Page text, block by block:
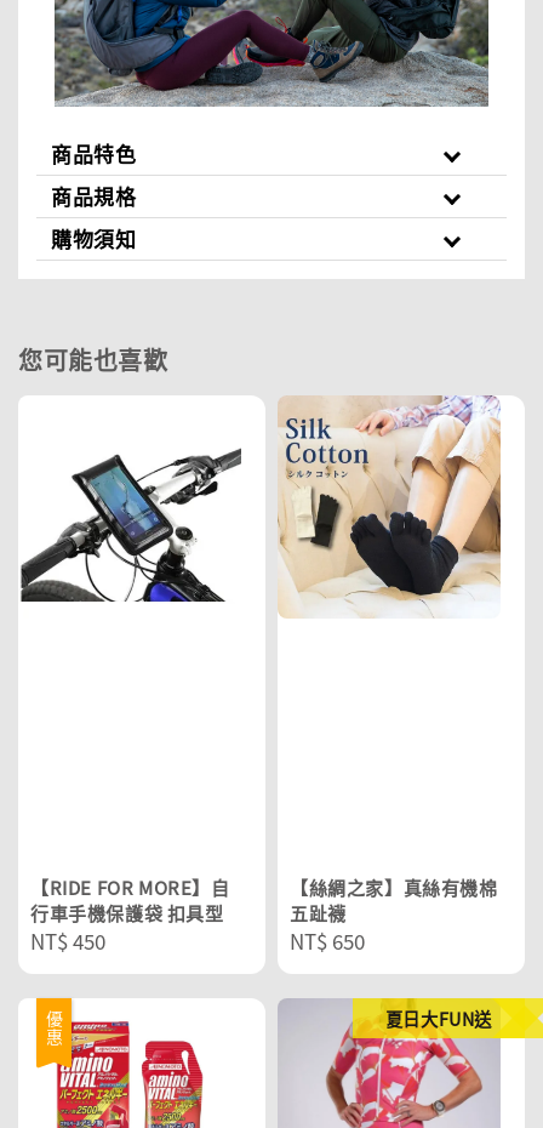
商品特色
商品規格
購物須知
您可能也喜歡
【RIDE FOR MORE】自
行車手機保護袋 扣具型
Regular
price
NT$ 450
【絲綢之家】真絲有機棉
五趾襪
Regular
price
NT$ 650
優惠 夏日大FUN送